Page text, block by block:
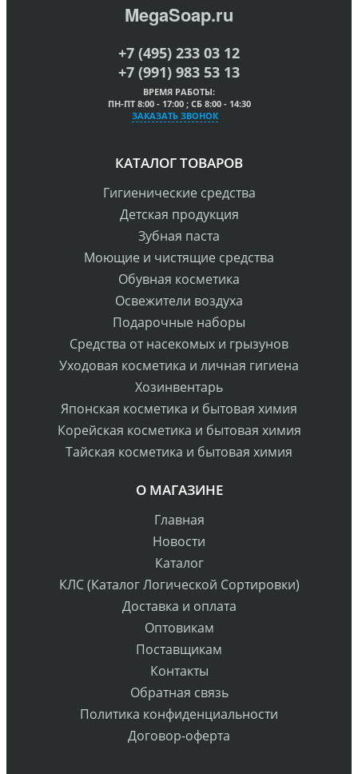
MegaSoap.ru
+7 (495) 233 03 12
+7 (991) 983 53 13
ВРЕМЯ РАБОТЫ:
ПН-ПТ 8:00 - 17:00 ; СБ 8:00 - 14:30
ЗАКАЗАТЬ ЗВОНОК
КАТАЛОГ ТОВАРОВ
Гигиенические средства
Детская продукция
Зубная паста
Моющие и чистящие средства
Обувная косметика
Освежители воздуха
Подарочные наборы
Средства от насекомых и грызунов
Уходовая косметика и личная гигиена
Хозинвентарь
Японская косметика и бытовая химия
Корейская косметика и бытовая химия
Тайская косметика и бытовая химия
О МАГАЗИНЕ
Главная
Новости
Каталог
КЛС (Каталог Логической Сортировки)
Доставка и оплата
Оптовикам
Поставщикам
Контакты
Обратная связь
Политика конфиденциальности
Договор-оферта